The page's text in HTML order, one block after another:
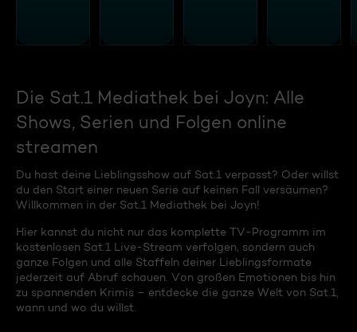
Die Sat.1 Mediathek bei Joyn: Alle
Shows, Serien und Folgen online
streamen
Du hast deine Lieblingsshow auf Sat.1 verpasst? Oder willst
du den Start einer neuen Serie auf keinen Fall versäumen?
Willkommen in der Sat.1 Mediathek bei Joyn!
Hier kannst du nicht nur das komplette TV-Programm im
kostenlosen Sat.1 Live-Stream verfolgen, sondern auch
ganze Folgen und alle Staffeln deiner Lieblingsformate
jederzeit auf Abruf schauen. Von großen Emotionen bis hin
zu spannenden Krimis – entdecke die ganze Welt von Sat.1,
wann und wo du willst.